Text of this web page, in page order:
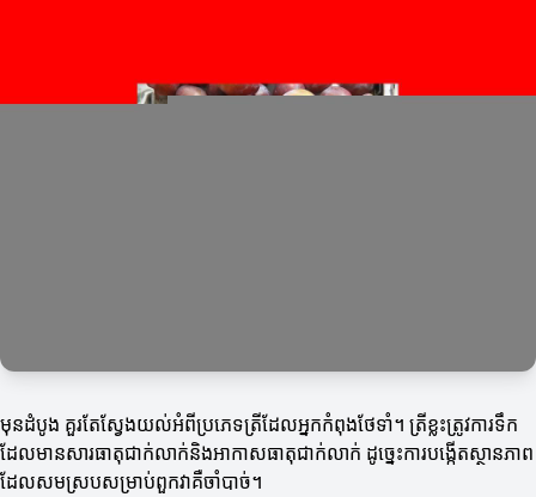
មុនដំបូង គួរតែស្វែងយល់អំពីប្រភេទត្រីដែលអ្នកកំពុងថែទាំ។ ត្រីខ្លះត្រូវការទឹក
ដែលមានសារធាតុជាក់លាក់និងអាកាសធាតុជាក់លាក់ ដូច្នេះការបង្កើតស្ថានភាព
ដែលសមស្របសម្រាប់ពួកវាគឺចាំបាច់។